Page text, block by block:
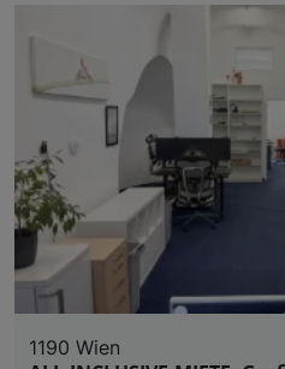
1190 Wien